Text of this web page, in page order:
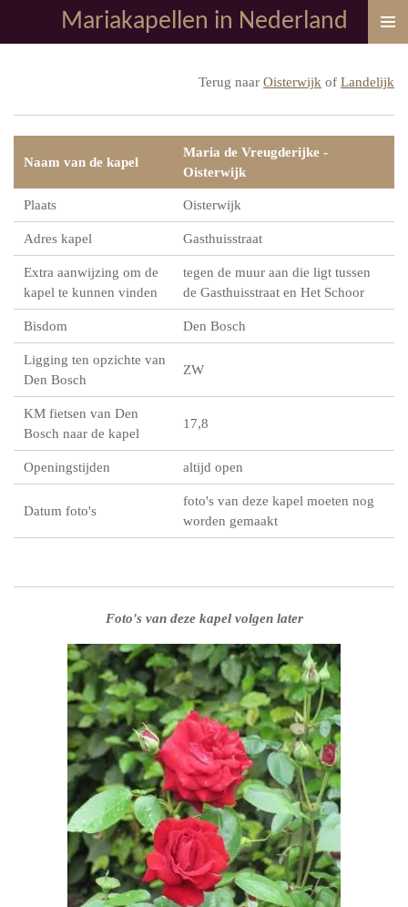
direct
Mariakapellen in Nederland
Terug naar Oisterwijk of Landelijk
Naam van de kapel
Maria de Vreugderijke -
Oisterwijk
Plaats Oisterwijk
Adres kapel Gasthuisstraat
Extra aanwijzing om de
kapel te kunnen vinden
tegen de muur aan die ligt tussen
de Gasthuisstraat en Het Schoor
Bisdom Den Bosch
Ligging ten opzichte van
Den Bosch
ZW
KM fietsen van Den
Bosch naar de kapel
17,8
Openingstijden altijd open
Datum foto's
foto's van deze kapel moeten nog
worden gemaakt
Foto's van deze kapel volgen later